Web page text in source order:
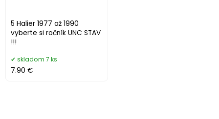
5 Halier 1977 až 1990
vyberte si ročník UNC STAV
!!!
skladom 7 ks
7.90 €